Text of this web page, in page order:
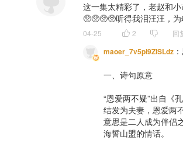
这一集太精彩了，老赵和
🥺🥺🥺🥺听得我泪汪汪，为
04-25 2 回
maoer_7v5pl9ZlSLdz ：
一、诗句原意
“恩爱两不疑”出自《
结发为夫妻，恩爱两
意思是二人成为伴侣
海誓山盟的情话。